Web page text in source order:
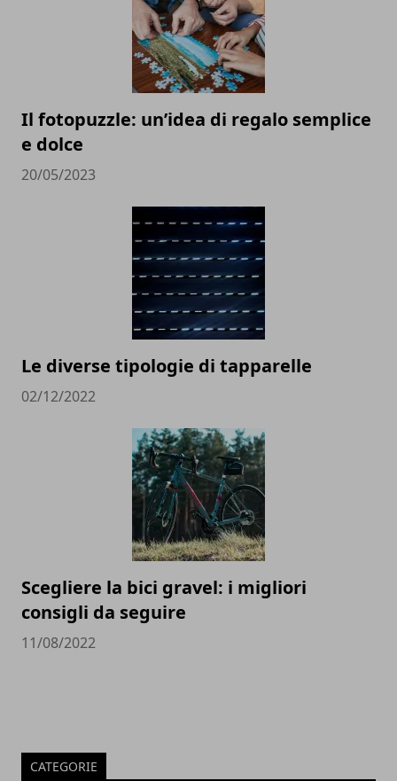
Il fotopuzzle: un’idea di regalo semplice
e dolce
20/05/2023
Le diverse tipologie di tapparelle
02/12/2022
Scegliere la bici gravel: i migliori
consigli da seguire
11/08/2022
CATEGORIE